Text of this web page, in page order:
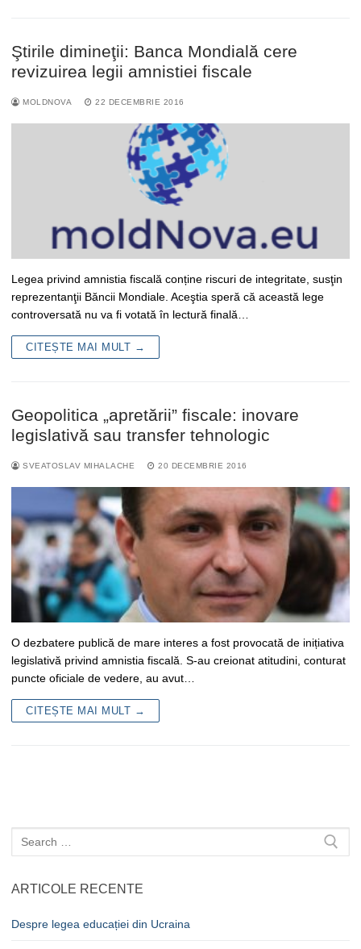
Ştirile dimineţii: Banca Mondială cere
revizuirea legii amnistiei fiscale
MOLDNOVA 22 DECEMBRIE 2016
Legea privind amnistia fiscală conține riscuri de integritate, susţin
reprezentanţii Băncii Mondiale. Aceştia speră că această lege
controversată nu va fi votată în lectură finală…
CITEȘTE MAI MULT →
Geopolitica „apretării” fiscale: inovare
legislativă sau transfer tehnologic
SVEATOSLAV MIHALACHE 20 DECEMBRIE 2016
O dezbatere publică de mare interes a fost provocată de inițiativa
legislativă privind amnistia fiscală. S-au creionat atitudini, conturat
puncte oficiale de vedere, au avut…
CITEȘTE MAI MULT →
Caută
după:
ARTICOLE RECENTE
Despre legea educației din Ucraina